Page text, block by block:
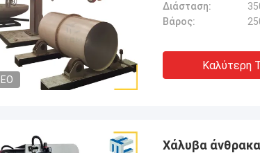
Διάσταση:
Βάρος:
Καλύτερη
Χάλυβα